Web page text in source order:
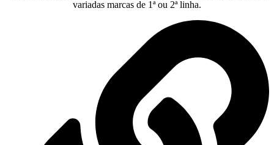
variadas marcas de 1ª ou 2ª linha.